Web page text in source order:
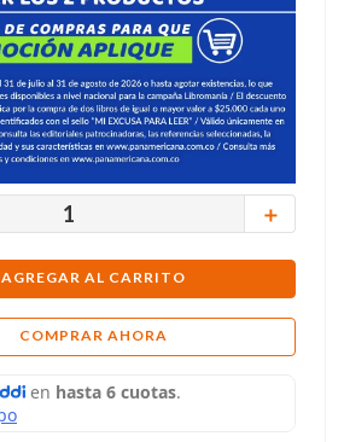
＋
AGREGAR AL CARRITO
COMPRAR AHORA